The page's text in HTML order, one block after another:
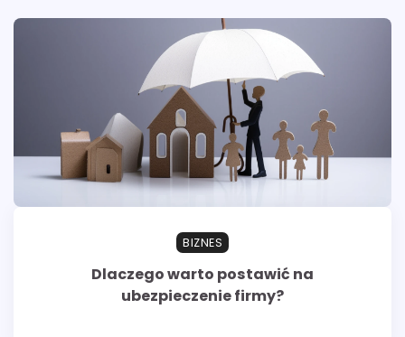
BIZNES
Dlaczego warto postawić na
ubezpieczenie firmy?